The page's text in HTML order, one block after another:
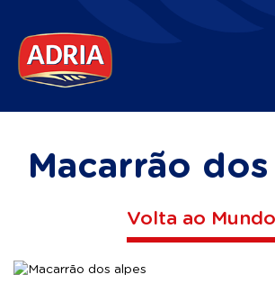
Macarrão
Volta ao Mundo